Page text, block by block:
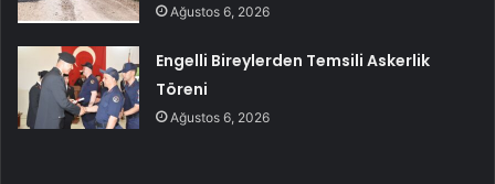
Ağustos 6, 2026
Engelli Bireylerden Temsili Askerlik
Töreni
Ağustos 6, 2026